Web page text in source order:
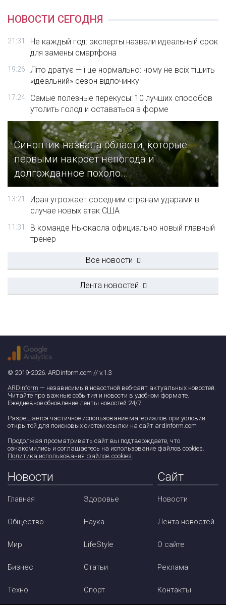
НОВОСТИ СЕГОДНЯ
21:31
Не каждый год: эксперты назвали идеальный срок
для замены смартфона
19:26
Літо дратує — і це нормально: чому не всіх тішить
«ідеальний» сезон відпочинку
17:24
Самые полезные перекусы: 10 лучших способов
утолить голод и оставаться в форме
Синоптик назвала области, которые
первыми накроет непогода и
долгожданное похоло...
13:21
Иран угрожает соседним странам ударами в
случае новых атак США
11:31
В команде Ньюкасла официально новый главный
тренер
Все новости
Лента новостей
© 2019-2026. ARDinform.com // v.1.3
ARDinform — независимый новостной веб-сайт актуальных новостей.
Читайте про важные события и новости в удобном формате.
Ежедневное обновление ленты новостей 24/7.
Разрешается частичное использование материалов при условии
открытой для поисковых систем ссылки на сайт ardinform.com
Продолжая просматривать сайт вы подтверждаете, что
ознакомились и соглашаетесь на использование файлов cookies.
Политика использования файлов cookies.
Новости
Главная
Общество
Мир
Бизнес
Техно
Здоровье
Наука
LifeStyle
Статьи
Спорт
Сайт
Новости
Лента новостей
О сайте
Реклама
Контакты